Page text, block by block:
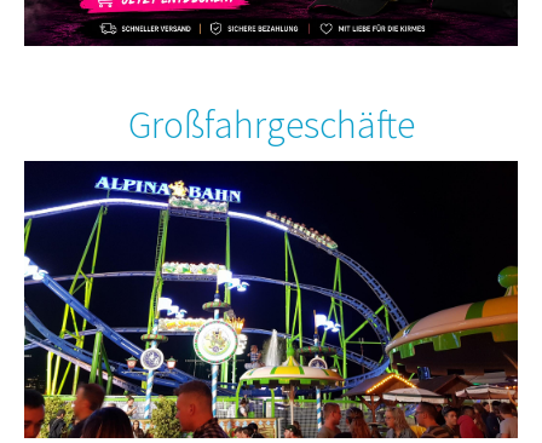
Großfahrgeschäfte